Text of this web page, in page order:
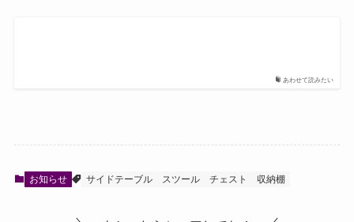
あわせて読みたい
お知らせ サイドテーブル スツール チェスト 収納棚